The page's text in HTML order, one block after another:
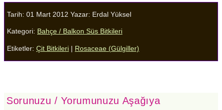
Tarih: 01 Mart 2012 Yazar: Erdal Yüksel
Kategori: Bahçe / Balkon Süs Bitkileri
Etiketler: Çit Bitkileri Rosaceae (Gülgiller)
Sorunuzu / Yorumunuzu Aşağıya